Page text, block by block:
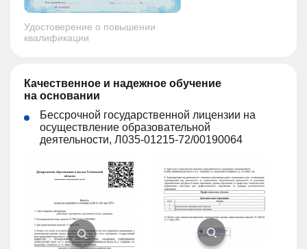
Удостоверение о повышении
квалификации
Качественное и надежное обучение
на основании
Бессрочной государственной лицензии на
осуществление образовательной
деятельности, Л035-01215-72/00190064